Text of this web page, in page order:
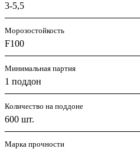
3-5,5
Морозостойкость
F100
Минимальная партия
1 поддон
Количество на поддоне
600 шт.
Марка прочности